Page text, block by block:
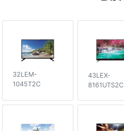
32LEM-
1045T2C
43LEX-
8161UTS2C